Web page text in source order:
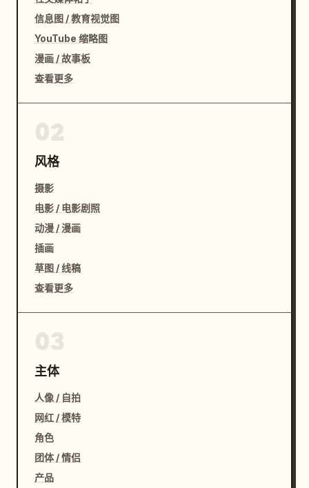
信息图 / 教育视觉图
YouTube 缩略图
漫画 / 故事板
查看更多
风格
摄影
电影 / 电影剧照
动漫 / 漫画
插画
草图 / 线稿
查看更多
主体
人像 / 自拍
网红 / 模特
角色
团体 / 情侣
产品